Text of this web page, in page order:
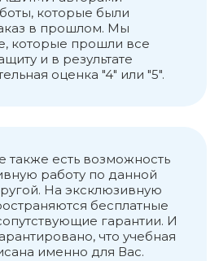
которые были
в прошлом. Мы
которые прошли все
и в результате
оценка "4" или "5".
есть возможность
работу по данной
На эксклюзивную
бесплатные
гарантии. И
что учебная
именно для Вас.